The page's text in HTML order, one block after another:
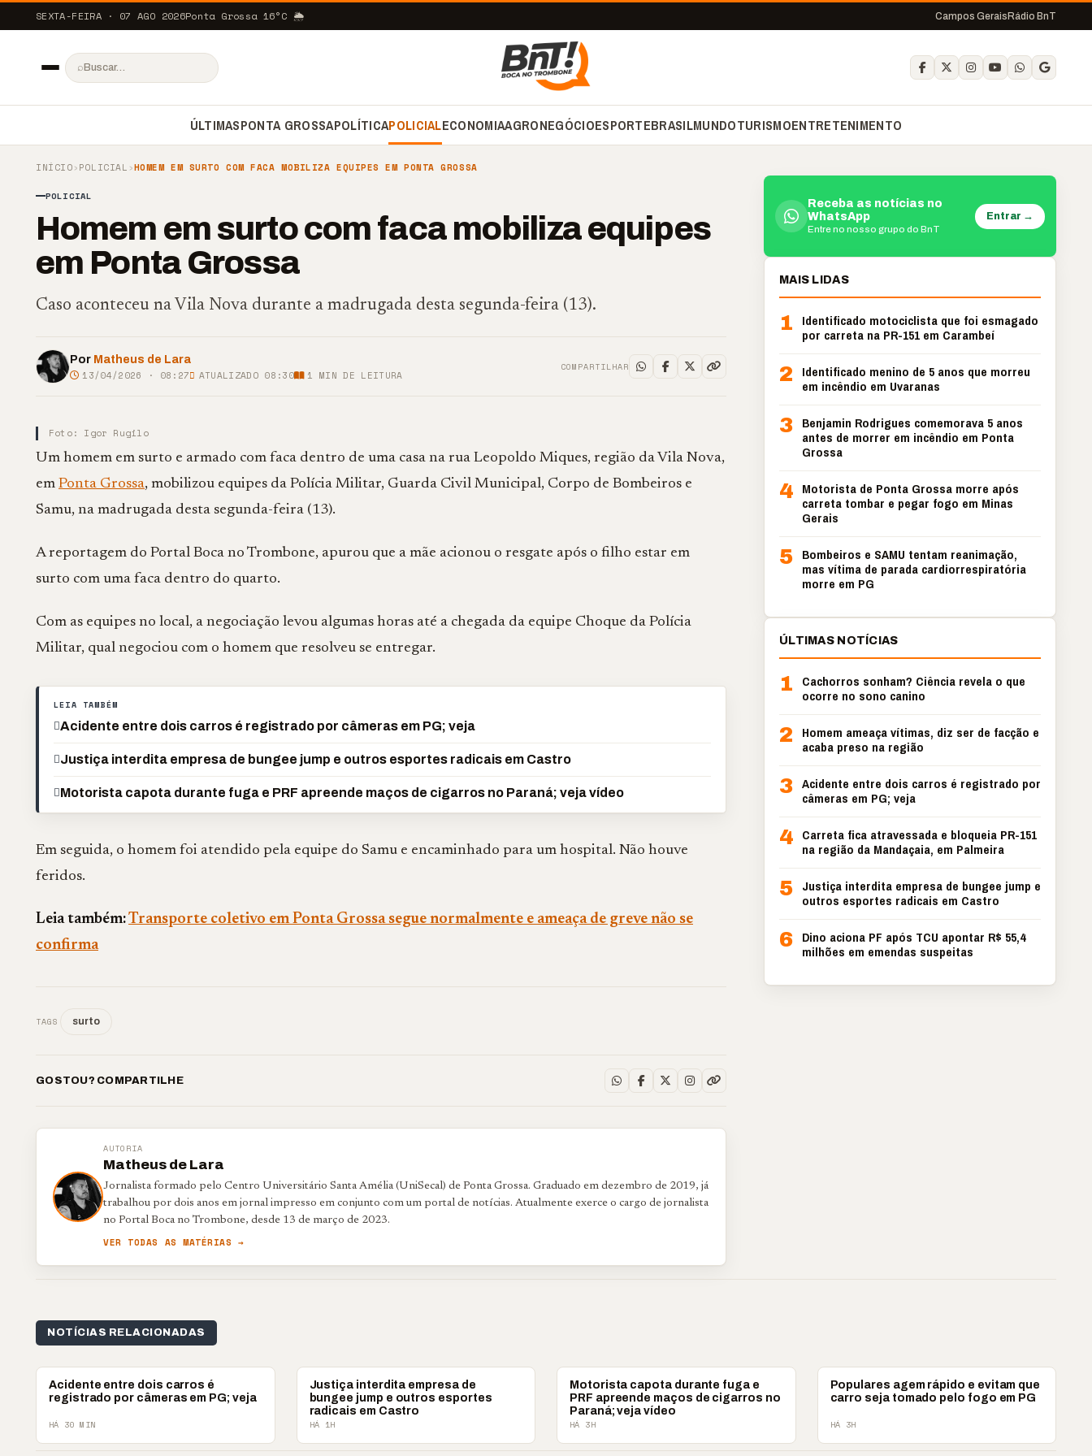
SEXTA-FEIRA · 07 AGO 2026Ponta Grossa 16°C 🌦️ Campos Gerais Rádio BnT
⌕
ÚLTIMASPONTA GROSSAPOLÍTICAPOLICIALECONOMIAAGRONEGÓCIOESPORTEBRASILMUNDOTURISMOENTRETENIMENTO
INÍCIO›POLICIAL ›HOMEM EM SURTO COM FACA MOBILIZA EQUIPES EM PONTA GROSSA
POLICIAL
Homem em surto com faca mobiliza equipes
em Ponta Grossa
Caso aconteceu na Vila Nova durante a madrugada desta segunda-feira (13).
Por Matheus de Lara
13/04/2026 · 08:27 ATUALIZADO 08:30 1 MIN DE LEITURA
COMPARTILHAR
Foto: Igor Rugilo
Um homem em surto e armado com faca dentro de uma casa na rua Leopoldo Miques, região da Vila Nova,
em Ponta Grossa, mobilizou equipes da Polícia Militar, Guarda Civil Municipal, Corpo de Bombeiros e
Samu, na madrugada desta segunda-feira (13).
A reportagem do Portal Boca no Trombone, apurou que a mãe acionou o resgate após o filho estar em
surto com uma faca dentro do quarto.
Com as equipes no local, a negociação levou algumas horas até a chegada da equipe Choque da Polícia
Militar, qual negociou com o homem que resolveu se entregar.
LEIA TAMBÉM
Acidente entre dois carros é registrado por câmeras em PG; veja
Justiça interdita empresa de bungee jump e outros esportes radicais em Castro
Motorista capota durante fuga e PRF apreende maços de cigarros no Paraná; veja vídeo
Em seguida, o homem foi atendido pela equipe do Samu e encaminhado para um hospital. Não houve
feridos.
Leia também:Transporte coletivo em Ponta Grossa segue normalmente e ameaça de greve não se
confirma
TAGS surto
GOSTOU? COMPARTILHE
AUTORIA
Matheus de Lara
Jornalista formado pelo Centro Universitário Santa Amélia (UniSecal) de Ponta Grossa. Graduado em dezembro de 2019, já
trabalhou por dois anos em jornal impresso em conjunto com um portal de notícias. Atualmente exerce o cargo de jornalista
no Portal Boca no Trombone, desde 13 de março de 2023.
VER TODAS AS MATÉRIAS →
Receba as notícias no
WhatsApp
Entre no nosso grupo do BnT
Entrar →
MAIS LIDAS
1
Identificado motociclista que foi esmagado
por carreta na PR-151 em Carambeí
2
Identificado menino de 5 anos que morreu
em incêndio em Uvaranas
3 Benjamin Rodrigues comemorava 5 anos
antes de morrer em incêndio em Ponta
Grossa
4 Motorista de Ponta Grossa morre após
carreta tombar e pegar fogo em Minas
Gerais
5 Bombeiros e SAMU tentam reanimação,
mas vítima de parada cardiorrespiratória
morre em PG
ÚLTIMAS NOTÍCIAS
1
Cachorros sonham? Ciência revela o que
ocorre no sono canino
2
Homem ameaça vítimas, diz ser de facção e
acaba preso na região
3 Acidente entre dois carros é registrado por
câmeras em PG; veja
4 Carreta fica atravessada e bloqueia PR-151
na região da Mandaçaia, em Palmeira
5 Justiça interdita empresa de bungee jump e
outros esportes radicais em Castro
6 Dino aciona PF após TCU apontar R$ 55,4
milhões em emendas suspeitas
NOTÍCIAS RELACIONADAS
POLICIAL
Acidente entre dois carros é
registrado por câmeras em PG; veja
HÁ 30 MIN
POLICIAL
Justiça interdita empresa de
bungee jump e outros esportes
radicais em Castro
HÁ 1H
POLICIAL
Motorista capota durante fuga e
PRF apreende maços de cigarros no
Paraná; veja vídeo
HÁ 3H
POLICIAL
Populares agem rápido e evitam que
carro seja tomado pelo fogo em PG
HÁ 3H